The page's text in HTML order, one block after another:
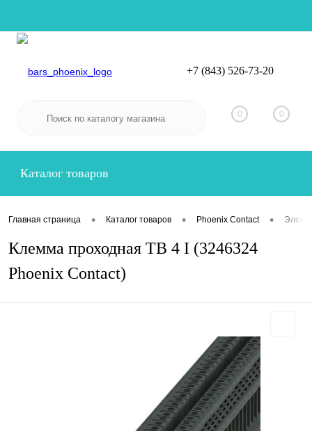
Вход
+7 (843) 526-73-20
0 0
Каталог товаров
Главная страница • Каталог товаров • Phoenix Contact •
Клемма проходная TB 4 I (3246324
Phoenix Contact)